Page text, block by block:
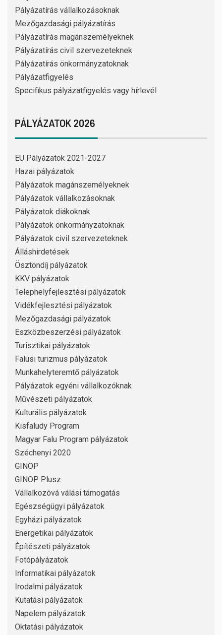
Pályázatírás vállalkozásoknak
Mezőgazdasági pályázatírás
Pályázatírás magánszemélyeknek
Pályázatírás civil szervezeteknek
Pályázatírás önkormányzatoknak
Pályázatfigyelés
Specifikus pályázatfigyelés vagy hírlevél
PÁLYÁZATOK 2026
EU Pályázatok 2021-2027
Hazai pályázatok
Pályázatok magánszemélyeknek
Pályázatok vállalkozásoknak
Pályázatok diákoknak
Pályázatok önkormányzatoknak
Pályázatok civil szervezeteknek
Álláshirdetések
Ösztöndíj pályázatok
KKV pályázatok
Telephelyfejlesztési pályázatok
Vidékfejlesztési pályázatok
Mezőgazdasági pályázatok
Eszközbeszerzési pályázatok
Turisztikai pályázatok
Falusi turizmus pályázatok
Munkahelyteremtő pályázatok
Pályázatok egyéni vállalkozóknak
Művészeti pályázatok
Kulturális pályázatok
Kisfaludy Program
Magyar Falu Program pályázatok
Széchenyi 2020
GINOP
GINOP Plusz
Vállalkozóvá válási támogatás
Egészségügyi pályázatok
Egyházi pályázatok
Energetikai pályázatok
Építészeti pályázatok
Fotópályázatok
Informatikai pályázatok
Irodalmi pályázatok
Kutatási pályázatok
Napelem pályázatok
Oktatási pályázatok